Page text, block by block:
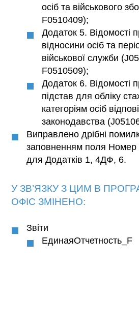
осіб та військового
F0510409);
Додаток 5. Відомості
відносини осіб та
військової служби
F0510509);
Додаток 6. Відомості
підстав для обліку
категоріям осіб
законодавства
Виправлено дрібні
заповненням поля Номер
для Додатків 1, 4ДФ, 6.
У ЗВ’ЯЗКУ З ЦИМ В
ОФІС ЗМІНЕНО:
Звіти
ЕдинаяОтчетность_F